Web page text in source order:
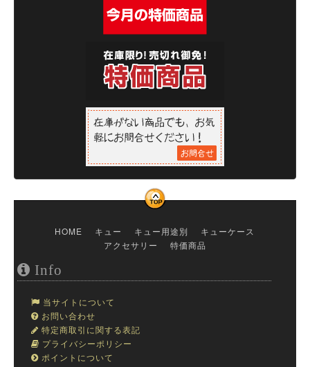
HOME キュー キュー用途別
キューケース
アクセサリー
特価商品
Info
当サイトについて
お問い合わせ
特定商取引に関する表記
プライバシーポリシー
ポイントについて